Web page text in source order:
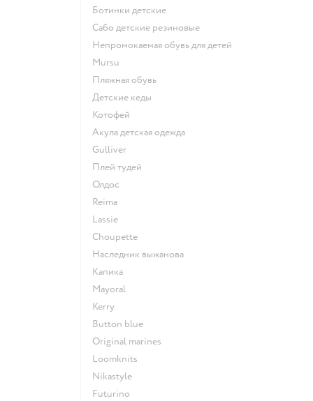
Ботинки детские
Сабо детские резиновые
Непромокаемая обувь для детей
Mursu
Пляжная обувь
Детские кеды
Котофей
Акула детская одежда
Gulliver
Плей тудей
Олдос
Reima
Lassie
Choupette
Наследник выжанова
Капика
Mayoral
Kerry
Button blue
Original marines
Loomknits
Nikastyle
Futurino